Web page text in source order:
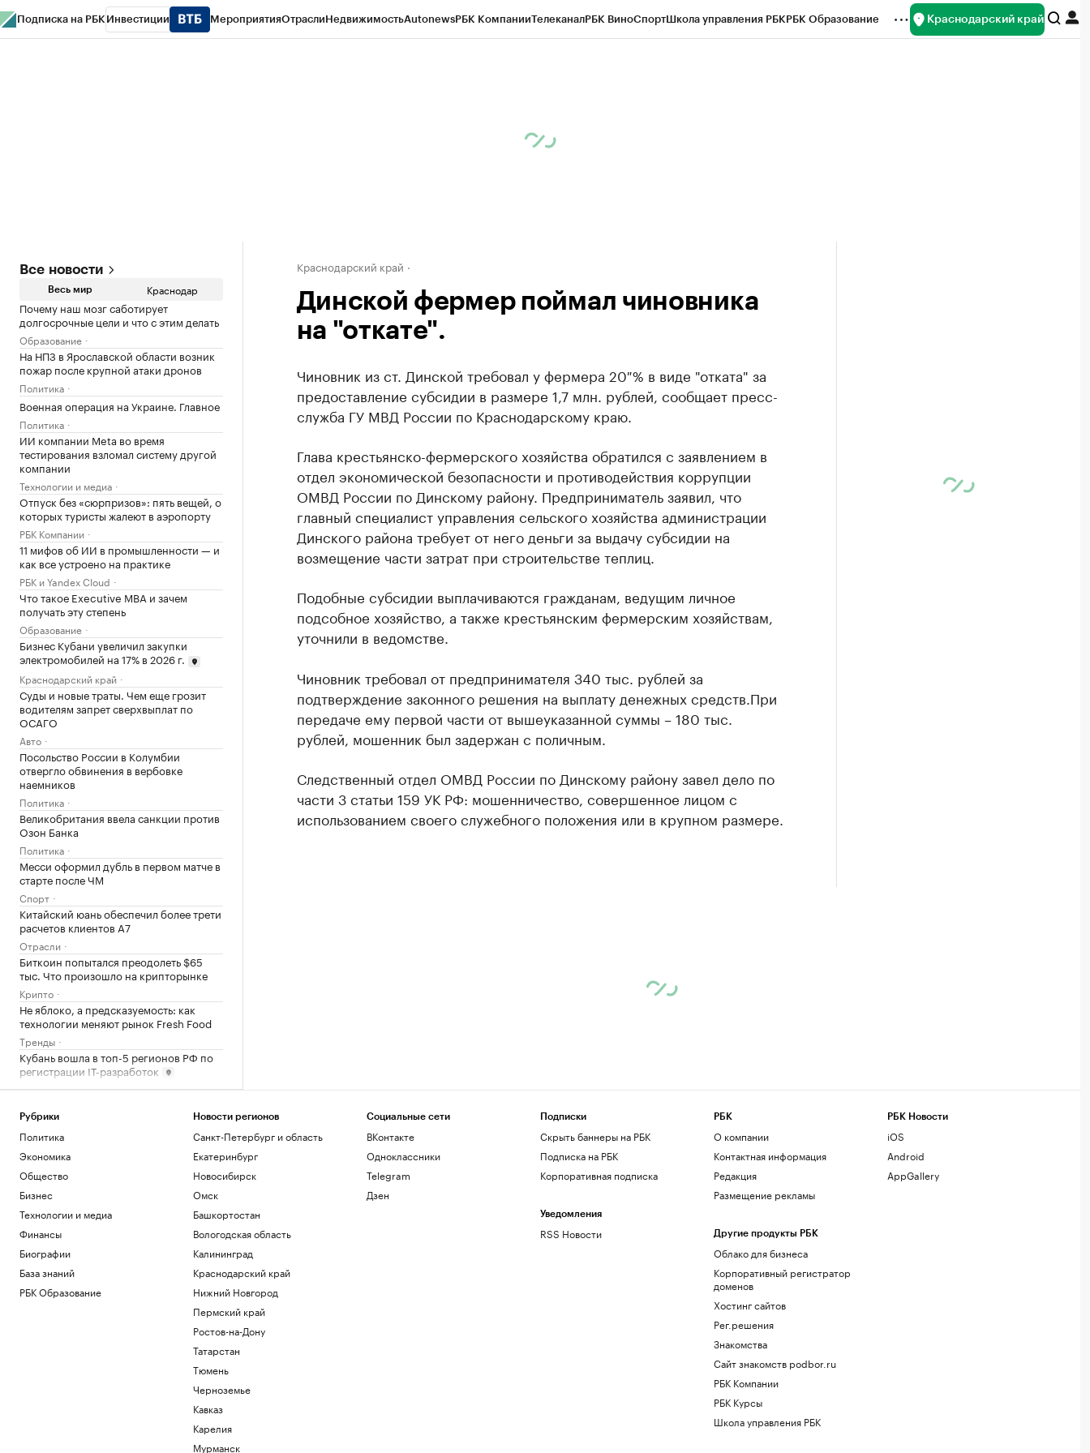
Подписка на РБК Инвестиции МероприятияОтраслиНедвижимостьAutonewsРБК КомпанииТелеканалРБК ВиноСпортШкола управления РБКРБК Образование Краснодарский край
Все новости
Весь мир Краснодар
Почему наш мозг саботирует
долгосрочные цели и что с этим делать
Образование
На НПЗ в Ярославской области возник
пожар после крупной атаки дронов
Политика
Военная операция на Украине. Главное
Политика
ИИ компании Meta во время
тестирования взломал систему другой
компании
Технологии и медиа
Отпуск без «сюрпризов»: пять вещей, о
которых туристы жалеют в аэропорту
РБК Компании
11 мифов об ИИ в промышленности — и
как все устроено на практике
РБК и Yandex Cloud
Что такое Executive MBA и зачем
получать эту степень
Образование
Бизнес Кубани увеличил закупки
электромобилей на 17% в 2026 г.
Краснодарский край
Суды и новые траты. Чем еще грозит
водителям запрет сверхвыплат по
ОСАГО
Авто
Посольство России в Колумбии
отвергло обвинения в вербовке
наемников
Политика
Великобритания ввела санкции против
Озон Банка
Политика
Месси оформил дубль в первом матче в
старте после ЧМ
Спорт
Китайский юань обеспечил более трети
расчетов клиентов А7
Отрасли
Биткоин попытался преодолеть $65
тыс. Что произошло на крипторынке
Крипто
Не яблоко, а предсказуемость: как
технологии меняют рынок Fresh Food
Тренды
Кубань вошла в топ-5 регионов РФ по
регистрации IТ-разработок
Краснодарский край
дождях в четверг и пятницу
Общество
Атаки и эвакуации на объектах
Бизнес
Выдачи ипотеки в июле сократились на
четверть после спада ажиотажа
Финансы
FT узнала об обучении картелей
Колумбии применению дронов в ВСУ
Политика
Краснодарский край
Динской фермер поймал чиновника
на "откате".
Чиновник из ст. Динской требовал у фермера 20 % в виде "отката" за
предоставление субсидии в размере 1,7 млн. рублей, сообщает пресс-
служба ГУ МВД России по Краснодарскому краю.
Глава крестьянско-фермерского хозяйства обратился с заявлением в
отдел экономической безопасности и противодействия коррупции
ОМВД России по Динскому району. Предприниматель заявил, что
главный специалист управления сельского хозяйства администрации
Динского района требует от него деньги за выдачу субсидии на
возмещение части затрат при строительстве теплиц.
Подобные субсидии выплачиваются гражданам, ведущим личное
подсобное хозяйство, а также крестьянским фермерским хозяйствам,
уточнили в ведомстве.
Чиновник требовал от предпринимателя 340 тыс. рублей за
подтверждение законного решения на выплату денежных средств.При
передаче ему первой части от вышеуказанной суммы – 180 тыс.
рублей, мошенник был задержан с поличным.
Следственный отдел ОМВД России по Динскому району завел дело по
части 3 статьи 159 УК РФ: мошенничество, совершенное лицом с
использованием своего служебного положения или в крупном размере.
Рубрики
Политика
Экономика
Общество
Бизнес
Технологии и медиа
Финансы
Биографии
База знаний
РБК Образование
Новости регионов
Санкт-Петербург и область
Екатеринбург
Новосибирск
Омск
Башкортостан
Вологодская область
Калининград
Краснодарский край
Нижний Новгород
Пермский край
Ростов-на-Дону
Татарстан
Тюмень
Черноземье
Кавказ
Карелия
Мурманск
Социальные сети
ВКонтакте
Одноклассники
Telegram
Дзен
Подписки
Скрыть баннеры на РБК
Подписка на РБК
Корпоративная подписка
Уведомления
RSS Новости
РБК
О компании
Контактная информация
Редакция
Размещение рекламы
Другие продукты РБК
Облако для бизнеса
Корпоративный регистратор
доменов
Хостинг сайтов
Рег.решения
Знакомства
Сайт знакомств podbor.ru
РБК Компании
РБК Курсы
Школа управления РБК
РБК Новости
iOS
Android
AppGallery